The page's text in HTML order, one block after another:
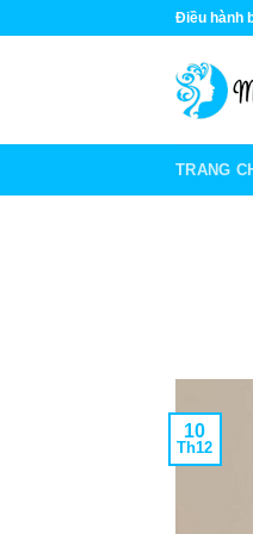
to
Điều hành
TRANG
10
Th12